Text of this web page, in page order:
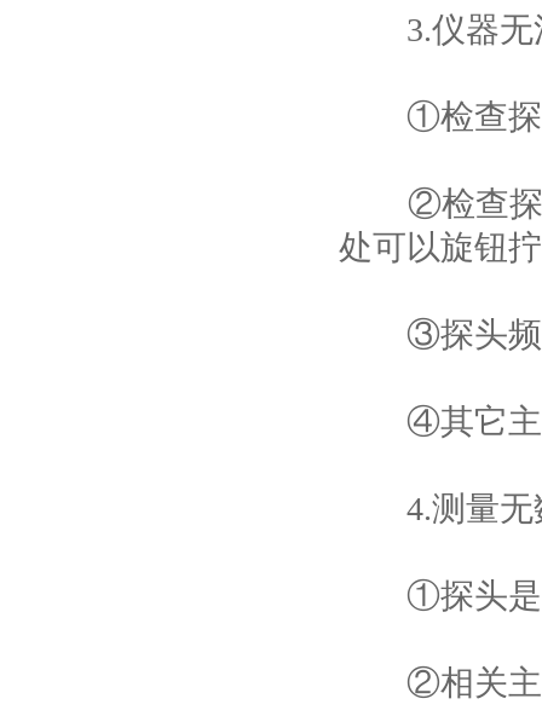
3.仪器无
①检查探头
②检查探头
处可以旋钮
③探头频繁
④其它主
4.测量无
①探头是否
②相关主